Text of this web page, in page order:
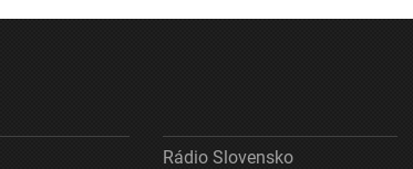
Rádio Slovensko